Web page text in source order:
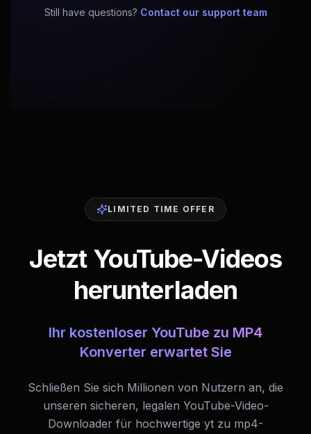
Still have questions? Contact our support team
LIMITED TIME OFFER
Jetzt YouTube-Videos
herunterladen
Ihr kostenloser YouTube zu MP4
Konverter erwartet Sie
Schließen Sie sich Millionen von Nutzern an, die
unseren sicheren, legalen YouTube-Video-
Downloader für hochwertige yt zu mp4-